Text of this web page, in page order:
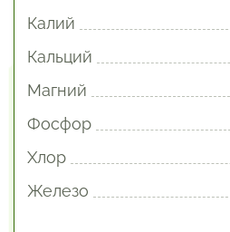
Калий
Кальций
Магний
Фосфор
Хлор
Железо